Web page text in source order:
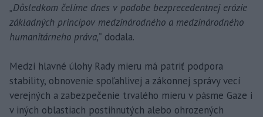
„Dôsledkom čelíme dnes v podobe bezprecedentnej erózie
základných princípov medzinárodného a medzinárodného
humanitárneho práva,“ dodala.
Medzi hlavné úlohy Rady mieru má patriť podpora
stability, obnovenie spoľahlivej a zákonnej správy vecí
verejných a zabezpečenie trvalého mieru v pásme Gaze i
v iných oblastiach postihnutých alebo ohrozených